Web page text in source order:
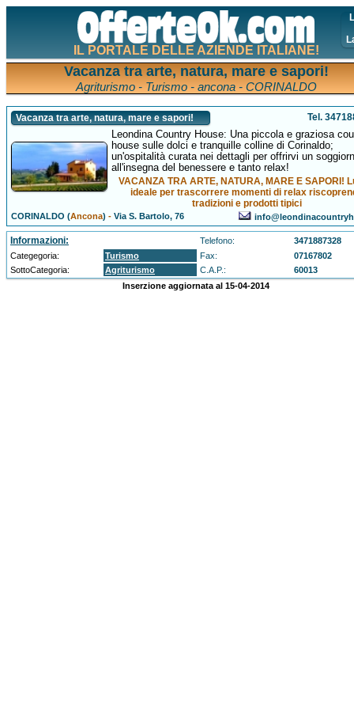
IL PORTALE DELLE AZIENDE ITALIANE!
Vacanza tra arte, natura, mare e sapori!
Agriturismo - Turismo - ancona - CORINALDO
Vacanza tra arte, natura, mare e sapori! Tel.
Leondina Country House: Una piccola e graziosa
house sulle dolci e tranquille colline di Corinaldo;
un'ospitalità curata nei dettagli per offrirvi un
all'insegna del benessere e tanto relax!
VACANZA TRA ARTE, NATURA, MARE E SAPORI!
ideale per trascorrere momenti di relax
tradizioni e prodotti tipici
CORINALDO (Ancona) -Via S. Bartolo, 76
Informazioni: Telefono:
3471887328
Categegoria:
Turismo Fax:
07167802
SottoCategoria:
Agriturismo C.A.P.:
60013
Inserzione aggiornata al 15-04-2014